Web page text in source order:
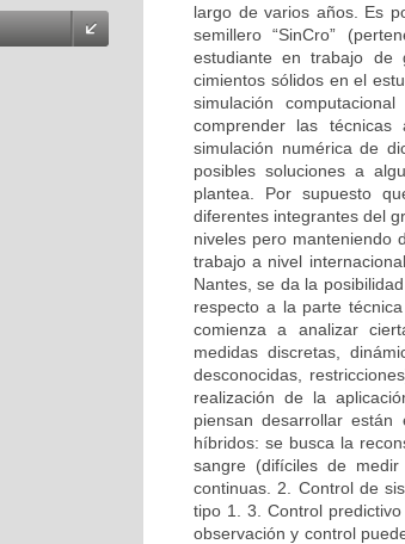
largo de varios años. Es
semillero “SinCro”
estudiante en trabajo de
cimientos sólidos en el
simulación
comprender las
simulación numérica de
posibles soluciones a
plantea. Por supuesto
diferentes integrantes del
niveles pero manteniendo
trabajo a nivel
Nantes, se da la
respecto a la parte
comienza a analizar
medidas discretas,
desconocidas,
realización de la
piensan desarrollar
híbridos: se busca la
sangre (difíciles de
continuas. 2. Control de
tipo 1. 3. Control
observación y control